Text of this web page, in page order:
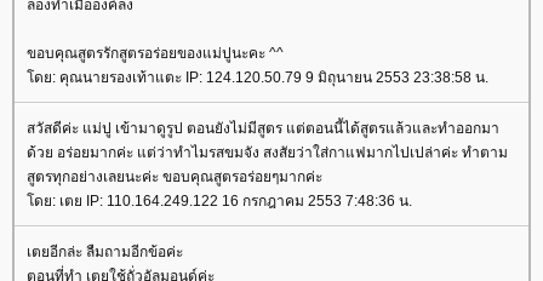
ลองทำเมื่อองค์ลง
ขอบคุณสูตรรักสูตรอร่อยของแม่ปูนะคะ ^^
ดย: คุณนายรองเท้าแตะ IP: 124.120.50.79 9 มิถุนายน 2553 23:38:58 น.
สวัสดีค่ะ แม่ปู เข้ามาดูรูป ตอนยังไม่มีสูตร แต่ตอนนี้ได้สูตรแล้วและทำออกมา
ด้วย อร่อยมากค่ะ แต่ว่าทำไมรสขมจัง สงสัยว่าใส่กาแฟมากไปเปล่าค่ะ ทำตาม
สูตรทุกอย่างเลยนะค่ะ ขอบคุณสูตรอร่อยๆมากค่ะ
ดย: เตย IP: 110.164.249.122 16 กรกฎาคม 2553 7:48:36 น.
เตยอีกล่ะ ลืมถามอีกข้อค่ะ
ตอนที่ทำ เตยใช้ถั่วอัลมอนด์ค่ะ